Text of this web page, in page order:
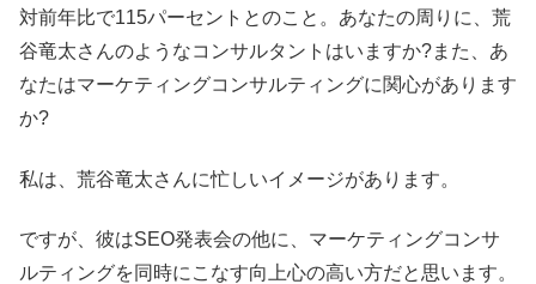
対前年比で115パーセントとのこと。あなたの周りに、荒
谷竜太さんのようなコンサルタントはいますか?また、あ
なたはマーケティングコンサルティングに関心があります
か?
私は、荒谷竜太さんに忙しいイメージがあります。
ですが、彼はSEO発表会の他に、マーケティングコンサ
ルティングを同時にこなす向上心の高い方だと思います。